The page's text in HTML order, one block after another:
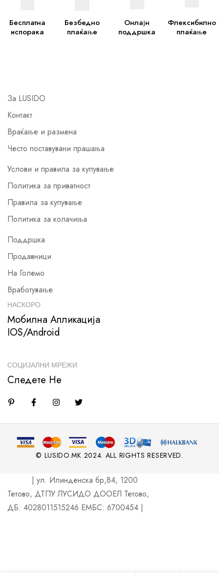
Бесплатна
испорака
Безбедно
плаќање
Онлајн
поддршка
Флексибилно
плаќање
За LUSIDO
Контакт
Враќање и размена
Често поставувани прашања
Услови и правила за купување
Политика за приватност
Правила за купување
Политика за колачиња
Поддршка
Продавници
На Големо
Вработување
НАСКОРО
Мобилна Апликација
IOS/Android
СОЦИЈАЛНИ МРЕЖИ
Следете Не
© LUSIDO.MK 2024. ALL RIGHTS RESERVED.
| ул. Илинденска бр,84, 1200
Тетово, ДТПУ ЛУСИДО ДООЕЛ Тетово,
ДБ: 4028011515246 ЕМБС: 6700454 |